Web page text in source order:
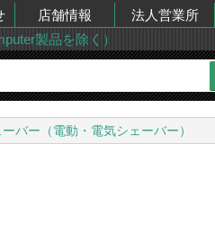
店舗情報 法人営業所
製品を除く）
ーバー（電動・電気シェーバー）